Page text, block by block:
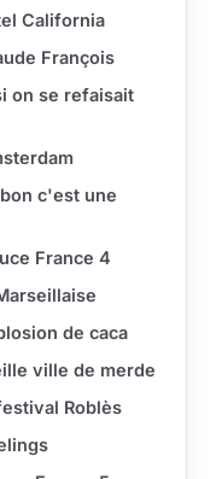
California
François
on se refaisait
c'est une
France 4
de caca
ville de merde
Roblès